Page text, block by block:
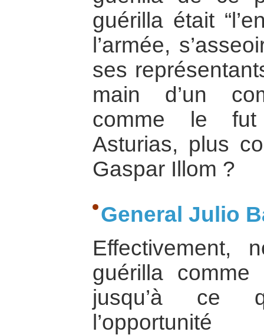
guérilla était
l’armée,
ses
main d’un
comme le fut
Asturias, plus
Gaspar Illom ?
General Julio
Effectivement,
guérilla comme
jusqu’à ce